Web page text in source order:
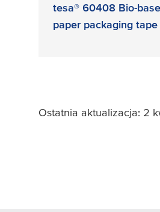
tesa® 60408 Bio-
paper packaging tape
Ostatnia aktualizacja: 2